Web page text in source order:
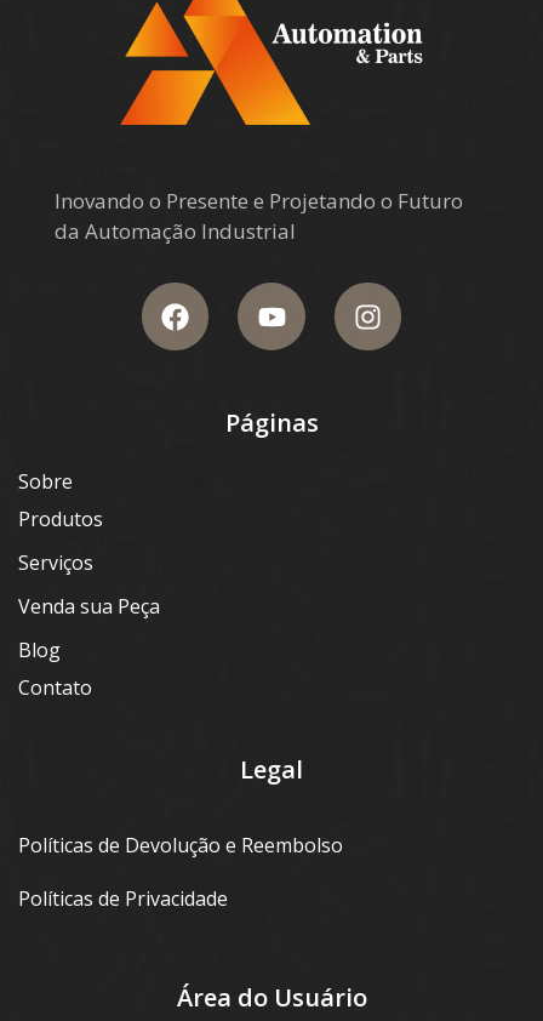
Inovando o Presente e Projetando o Futuro
da Automação Industrial
Páginas
Sobre
Produtos
Serviços
Venda sua Peça
Blog
Contato
Legal
Políticas de Devolução e Reembolso
Políticas de Privacidade
Área do Usuário